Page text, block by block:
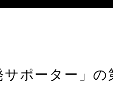
サポーター」